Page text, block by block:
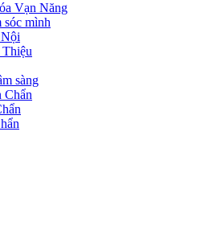
Vạn Năng
sóc mình
sàng
Chẩn